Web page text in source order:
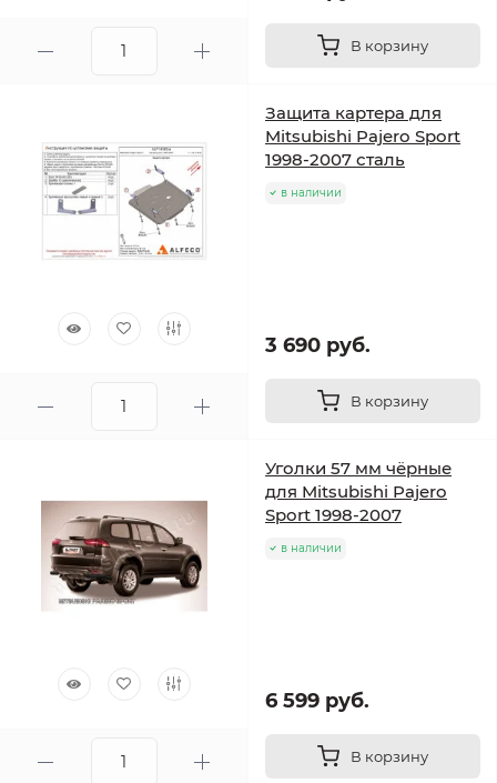
В корзину
Защита картера для
Mitsubishi Pajero Sport
1998-2007 сталь
в наличии
3 690 руб.
В корзину
Уголки 57 мм чёрные
для Mitsubishi Pajero
Sport 1998-2007
в наличии
6 599 руб.
В корзину